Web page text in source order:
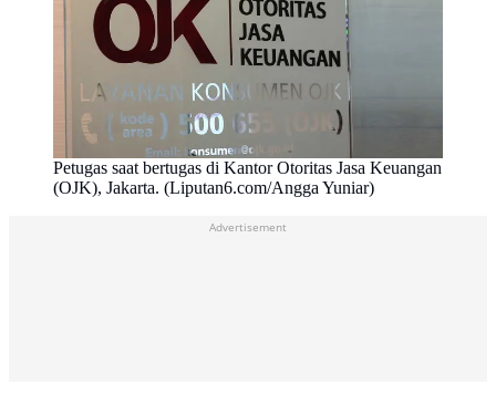
Petugas saat bertugas di Kantor Otoritas Jasa Keuangan
(OJK), Jakarta. (Liputan6.com/Angga Yuniar)
Advertisement